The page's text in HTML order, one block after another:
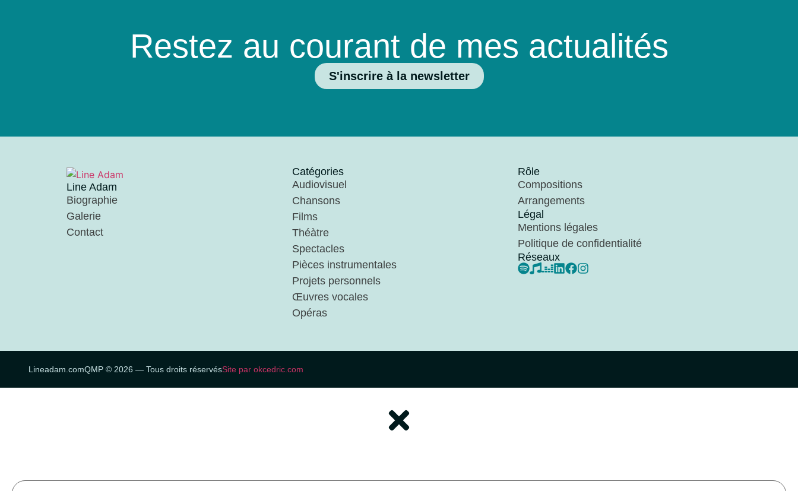
Restez au courant de mes actualités
S'inscrire à la newsletter
Line Adam
Biographie
Galerie
Contact
Catégories
Audiovisuel
Chansons
Films
Théàtre
Spectacles
Pièces instrumentales
Projets personnels
Œuvres vocales
Opéras
Rôle
Compositions
Arrangements
Légal
Mentions légales
Politique de confidentialité
Réseaux
Lineadam.comQMP © 2026 — Tous droits réservésSite par okcedric.com